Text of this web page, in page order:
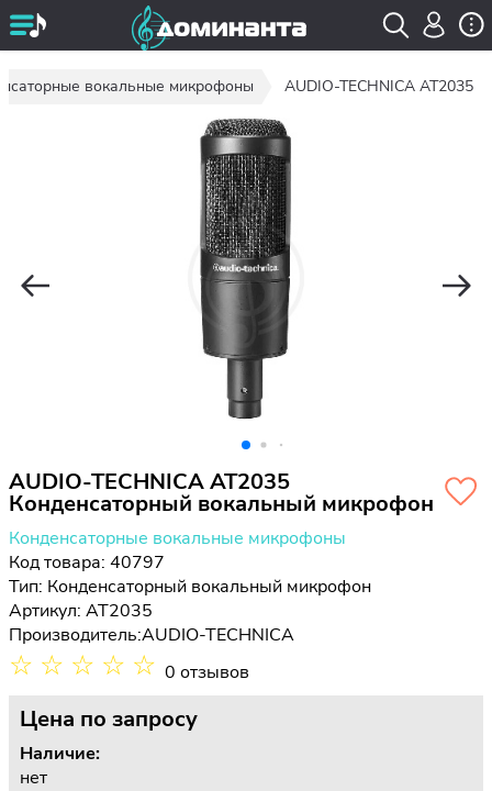
вокальные микрофоны AUDIO-TECHNICA AT2035
AUDIO-TECHNICA AT2035
Конденсаторный вокальный микрофон
Конденсаторные вокальные микрофоны
Код товара: 40797
Тип: Конденсаторный вокальный микрофон
Артикул: AT2035
Производитель:AUDIO-TECHNICA
☆ ☆ ☆ ☆ ☆ 0 отзывов
Цена по запросу
Наличие:
нет